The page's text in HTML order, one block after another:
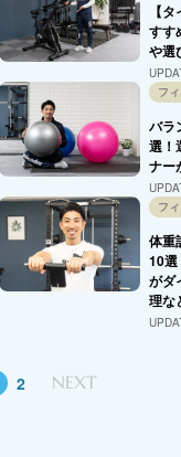
【
すす
や選
フ
バラ
選！
ナー
フ
体重
10選
がダ
理な
2